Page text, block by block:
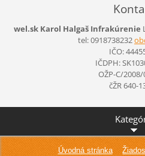
wel.sk Karol Halgaš Infrakúrenie
tel: 0918738232
IČO:
IČDPH:
OŽP-C/
čŽR 640-
Úvodná stránka